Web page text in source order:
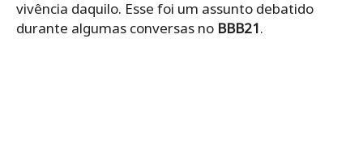
vivência daquilo. Esse foi um assunto debatido
durante algumas conversas no BBB21.